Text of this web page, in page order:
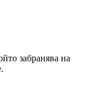
забранява на